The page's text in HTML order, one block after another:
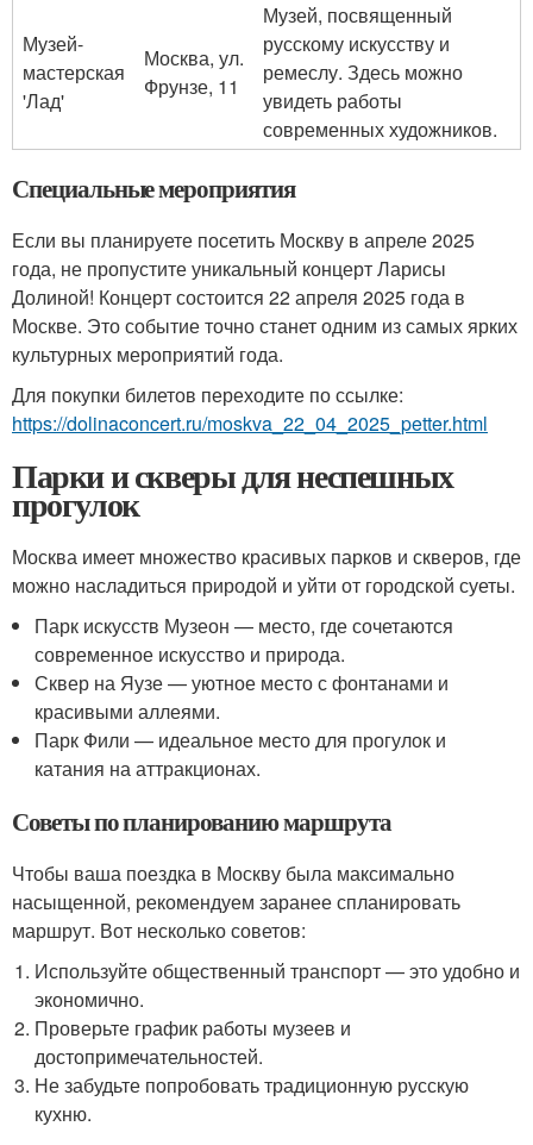
Музей-
мастерская
'Лад'
Москва, ул.
Фрунзе, 11
Музей, посвященный
русскому искусству и
ремеслу. Здесь можно
увидеть работы
современных художников.
Специальные мероприятия
Если вы планируете посетить Москву в апреле 2025
года, не пропустите уникальный концерт Ларисы
Долиной! Концерт состоится 22 апреля 2025 года в
Москве. Это событие точно станет одним из самых ярких
культурных мероприятий года.
Для покупки билетов переходите по ссылке:
https://dolinaconcert.ru/moskva_22_04_2025_petter.html
Парки и скверы для неспешных
прогулок
Москва имеет множество красивых парков и скверов, где
можно насладиться природой и уйти от городской суеты.
Парк искусств Музеон — место, где сочетаются
современное искусство и природа.
Сквер на Яузе — уютное место с фонтанами и
красивыми аллеями.
Парк Фили — идеальное место для прогулок и
катания на аттракционах.
Советы по планированию маршрута
Чтобы ваша поездка в Москву была максимально
насыщенной, рекомендуем заранее спланировать
маршрут. Вот несколько советов:
Используйте общественный транспорт — это удобно и
экономично.
Проверьте график работы музеев и
достопримечательностей.
Не забудьте попробовать традиционную русскую
кухню.